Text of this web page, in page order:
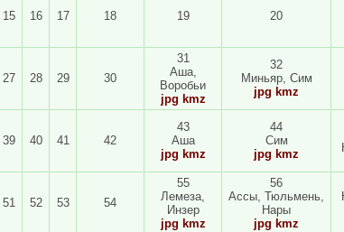
15 16 17 18 19 20
27 28 29 30
31
Аша,
Воробьи
jpg kmz
32
Миньяр, Сим
jpg kmz
39 40 41 42
43
Аша
jpg kmz
44
Сим
jpg kmz
51 52 53 54
55
Лемеза,
Инзер
jpg kmz
56
Ассы, Тюльмень,
Нары
jpg kmz